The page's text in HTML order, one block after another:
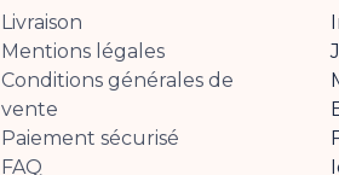
Livraison
Mentions légales
Conditions générales de
vente
Paiement sécurisé
FAQ